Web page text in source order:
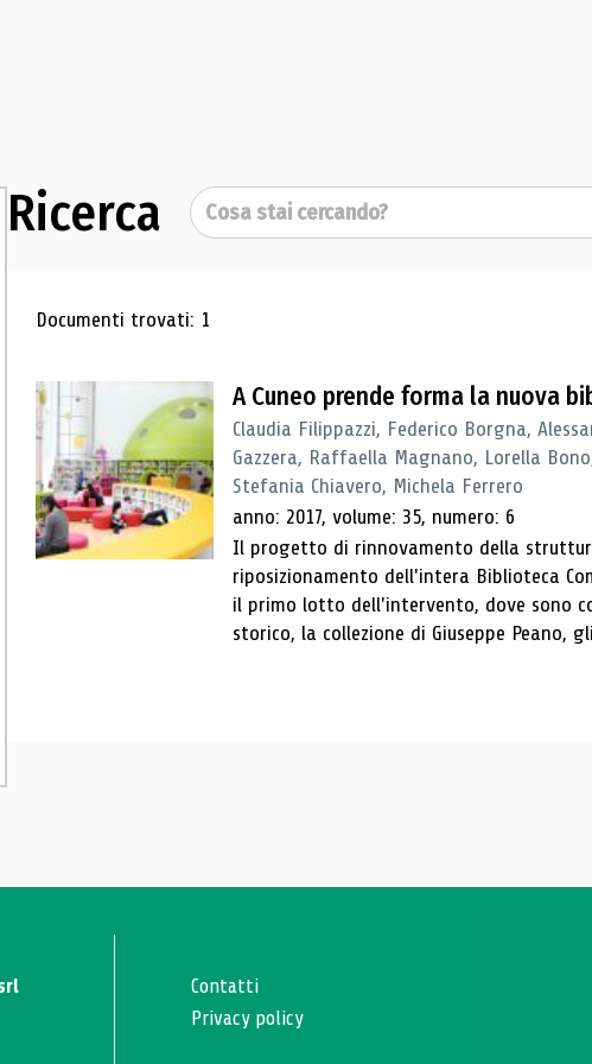
Ricerca Cerca
Risultati di ricerca
Documenti trovati: 1
A Cuneo prende forma la nuova
Claudia Filippazzi, Federico Borgna,
Gazzera, Raffaella Magnano, Lorella
Stefania Chiavero, Michela Ferrero
anno: 2017, volume: 35, numero: 6
Il progetto di rinnovamento della
riposizionamento dell'intera Biblioteca
il primo lotto dell'intervento, dove sono
storico, la collezione di Giuseppe Peano,
Contatti
Privacy policy